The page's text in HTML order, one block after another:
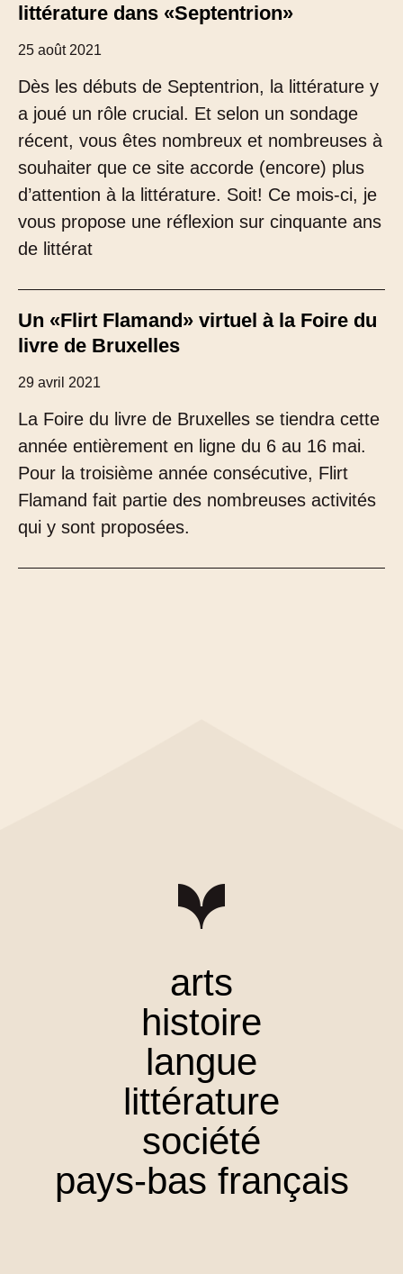
littérature dans «Septentrion»
25 août 2021
Dès les débuts de Septentrion, la littérature y
a joué un rôle crucial. Et selon un sondage
récent, vous êtes nombreux et nombreuses à
souhaiter que ce site accorde (encore) plus
d’attention à la littérature. Soit! Ce mois-ci, je
vous propose une réflexion sur cinquante ans
de littérat
Un «Flirt Flamand» virtuel à la Foire du
livre de Bruxelles
29 avril 2021
La Foire du livre de Bruxelles se tiendra cette
année entièrement en ligne du 6 au 16 mai.
Pour la troisième année consécutive, Flirt
Flamand fait partie des nombreuses activités
qui y sont proposées.
arts
histoire
langue
littérature
société
pays-bas français